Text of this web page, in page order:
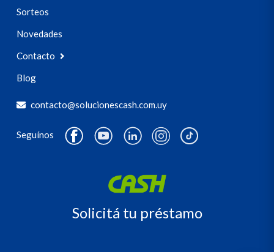
Sorteos
Novedades
Contacto
Blog
contacto@solucionescash.com.uy
Seguínos
Solicitá tu préstamo